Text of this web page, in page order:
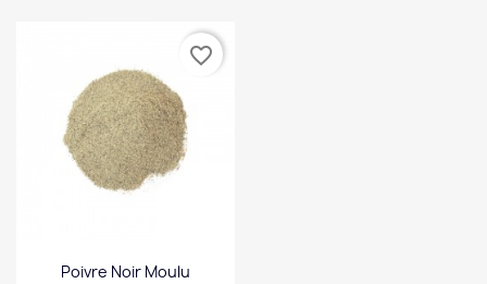
Poivre Noir Moulu
favorite_border